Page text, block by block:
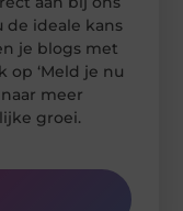
ideale kans
je blogs met
op ‘Meld je nu
meer
groei.